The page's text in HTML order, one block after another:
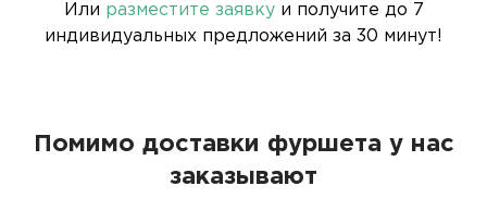
Или разместите заявкуи получите до 7
индивидуальных предложений за 30 минут!
Помимо доставки фуршета у нас
заказывают